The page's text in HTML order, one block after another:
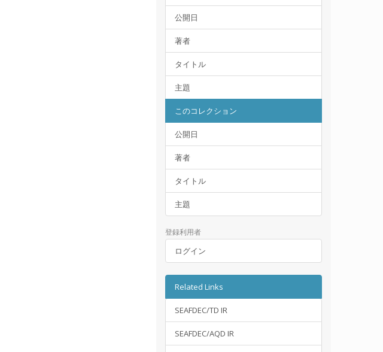
公開日
著者
タイトル
主題
このコレクション
公開日
著者
タイトル
主題
登録利用者
ログイン
Related Links
SEAFDEC/TD IR
SEAFDEC/AQD IR